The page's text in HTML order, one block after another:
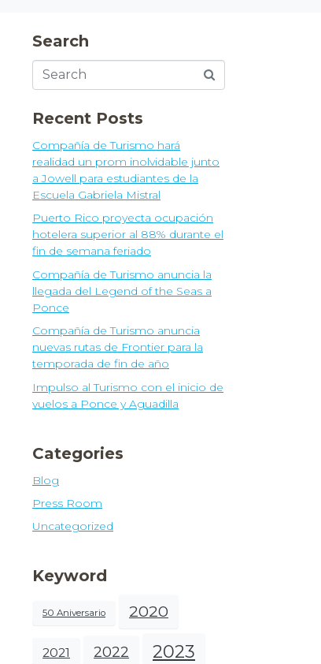
Search
Recent Posts
Compañía de Turismo hará
realidad un prom inolvidable junto
a Jowell para estudiantes de la
Escuela Gabriela Mistral
Puerto Rico proyecta ocupación
hotelera superior al 88% durante el
fin de semana feriado
Compañía de Turismo anuncia la
llegada del Legend of the Seas a
Ponce
Compañía de Turismo anuncia
nuevas rutas de Frontier para la
temporada de fin de año
Impulso al Turismo con el inicio de
vuelos a Ponce y Aguadilla
Categories
Blog
Press Room
Uncategorized
Keyword
50 Aniversario 2020
2021 2022 2023